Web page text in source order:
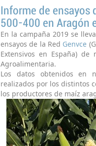
Informe de ensayos
500-400 en Aragón
En la campaña 2019 se
ensayos de la Red Genvce
Extensivos en España)
Agroalimentaria.
Los datos obtenidos en
realizados por los distintos
los productores de maíz